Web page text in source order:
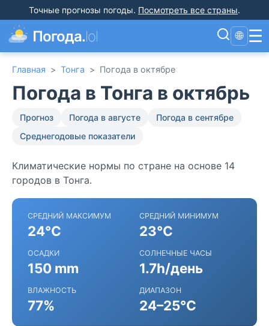
Точные прогнозы погоды. Посмотреть все страны.
Погода.lol 🌐 ☰
Главная > Тонга > Погода в октябре
Погода в Тонга в октябрь
Прогноз Погода в августе
Погода в сентябре
Среднегодовые показатели
Климатические нормы по стране на основе 14
городов в Тонга.
СРЕДНИЙ МАКСИМУМ
24°C
СРЕДНИЙ МИНИМУМ
23°C
ОСАДКИ
150 mm
СОЛНЕЧНЫЕ ЧАСЫ
1.7h/день
ВЛАЖНОСТЬ
77%
ДИАПАЗОН
24–25°C